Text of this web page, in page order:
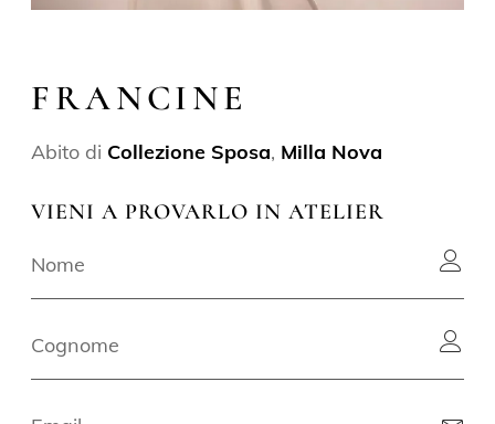
FRANCINE
Abito di Collezione Sposa, Milla Nova
VIENI A PROVARLO IN ATELIER